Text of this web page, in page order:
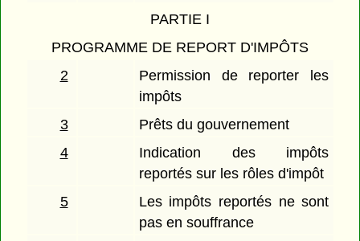
PARTIE I
PROGRAMME DE REPORT D'IMPÔTS
2
Permission de reporter les
impôts
3
Prêts du gouvernement
4
Indication des impôts
reportés sur les rôles d'impôt
5
Les impôts reportés ne sont
pas en souffrance